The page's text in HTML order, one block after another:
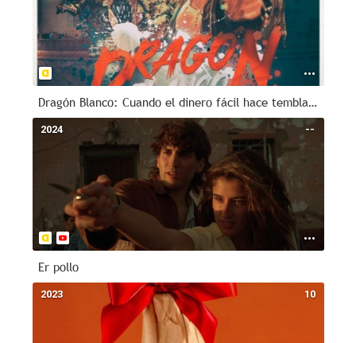
Dragón Blanco: Cuando el dinero fácil hace temblar al mundo
--
2024
Er pollo
10
2023